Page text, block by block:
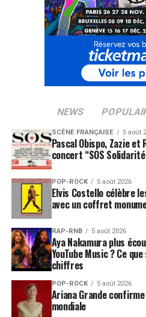
NEWS
SCÈNE FRANÇAISE 5 août
Pascal Obispo, Zazie et
concert “SOS
POP-ROCK 5 août 2026
Elvis Costello célèbre
avec un coffret
RAP-RNB 5 août 2026
Aya Nakamura plus
YouTube Music ? Ce
chiffres
POP-ROCK 5 août 2026
Ariana Grande
mondiale